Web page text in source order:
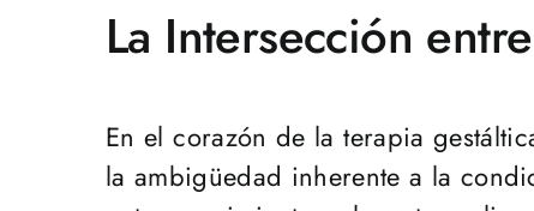
La Intersección
En el corazón de la terapia
la ambigüedad inherente a la